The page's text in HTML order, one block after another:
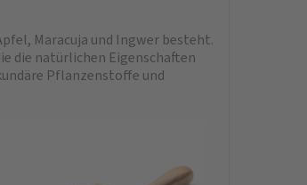
Maracuja und Ingwer besteht.
die natürlichen Eigenschaften
Pflanzenstoffe und